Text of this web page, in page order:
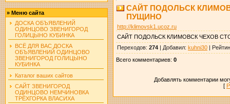
» Меню сайта
ДОСКА ОБЪЯВЛЕНИЙ
ОДИНЦОВО ЗВЕНИГОРОД
ГОЛИЦЫНО КУБИНКА
ВСЁ ДЛЯ ВАС ДОСКА
ОБЪЯВЛЕНИЙ ОДИНЦОВО
ЗВЕНИГОРОД ГОЛИЦЫНО
КУБИНКА
Каталог ваших сайтов
САЙТ ЗВЕНИГОРОД
ОДИНЦОВО НЕМЧИНОВКА
ТРЁХГОРКА ВЛАСИХА
САЙТ ПОДОЛЬСК
ПУЩИНО
http://klimovsk1.ucoz.ru
САЙТ ПОДОЛЬСК КЛИМОВСК ЧЕХОВ
Переходов: 274| Добавил: kuhni30|
Всего комментариев: 0
Добавлять комментарии
[